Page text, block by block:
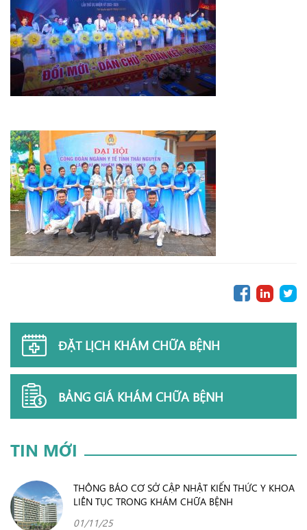
ĐẶT LỊCH KHÁM CHỮA BỆNH
BẢNG GIÁ KHÁM CHỮA BỆNH
TIN MỚI
THÔNG BÁO CƠ SỞ CẬP NHẬT KIẾN THỨC Y KHOA
LIÊN TỤC TRONG KHÁM CHỮA BỆNH
01/11/25